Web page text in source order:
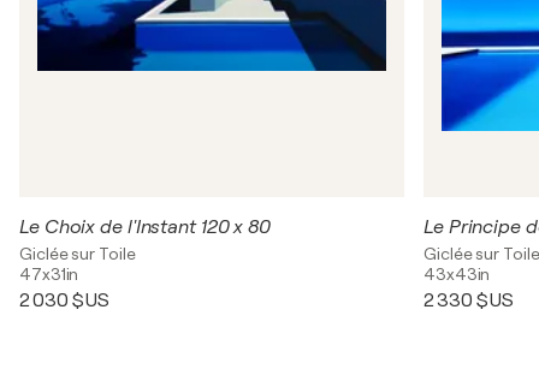
Le Choix de l'Instant 120 x 80
Giclée sur Toile
47x31in
2 030 $US
Le Principe
Giclée sur Toile
43x43in
2 330 $US